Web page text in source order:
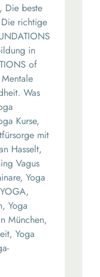
Die beste
Die richtige
in
of
Mentale
Was
Kurse,
mit
Hasselt,
Vagus
, Yoga
,
, Yoga
München,
, Yoga